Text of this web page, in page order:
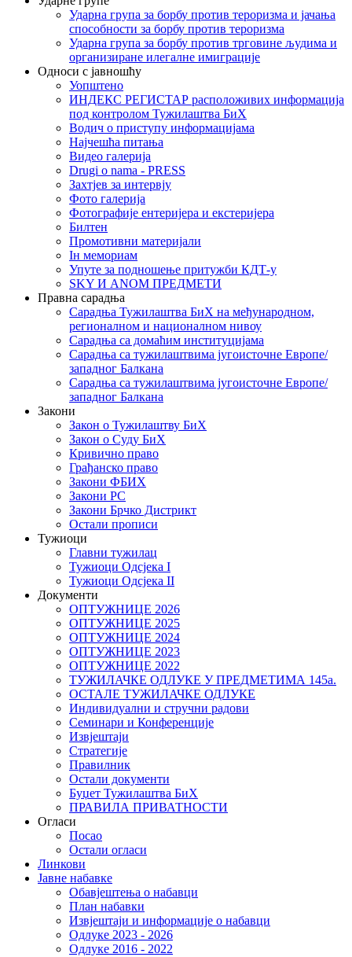
Ударна група за борбу против тероризма и јачања
способности за борбу против тероризма
Ударна група за борбу против трговине људима и
организиране илегалне имиграције
Односи с јавношћу
Уопштено
ИНДЕКС РЕГИСТАР расположивих информација
под контролом Тужилаштва БиХ
Водич о приступу информацијама
Најчешћа питања
Видео галерија
Drugi o nama - PRESS
Захтјев за интервју
Фото галерија
Фотографије ентеријера и екстеријера
Билтен
Промотивни материјали
Iн мемориам
Упуте за подношење притужби КДТ-у
SKY И ANOM ПРЕДМЕТИ
Правна сарадња
Сарадња Тужилаштва БиХ на међународном,
регионалном и националном нивоу
Сарадња са домаћим институцијама
Сарадња са тужилаштвима југоисточне Европе/
западног Балкана
Сарадња са тужилаштвима југоисточне Европе/
западног Балкана
Закони
Закон о Тужилаштву БиХ
Закон о Суду БиХ
Кривично право
Грађанско право
Закони ФБИХ
Закони РС
Закони Брчко Дистрикт
Остали прописи
Тужиоци
Главни тужилац
Тужиоци Oдсјекa I
Тужиоци Oдсјекa II
Документи
ОПТУЖНИЦЕ 2026
ОПТУЖНИЦЕ 2025
ОПТУЖНИЦЕ 2024
ОПТУЖНИЦЕ 2023
ОПТУЖНИЦЕ 2022
ТУЖИЛАЧКЕ ОДЛУКЕ У ПРЕДМЕТИМА 145а.
ОСТАЛЕ ТУЖИЛАЧКЕ ОДЛУКЕ
Индивидуални и стручни радови
Семинари и Конференције
Извјештаји
Стратегије
Правилник
Остали документи
Буџет Тужилаштва БиХ
ПРАВИЛА ПРИВАТНОСТИ
Огласи
Посао
Остали огласи
Линкови
Јавне набавке
Обавјештења о набавци
План набавки
Извјештаји и информације о набавци
Одлуке 2023 - 2026
Одлуке 2016 - 2022